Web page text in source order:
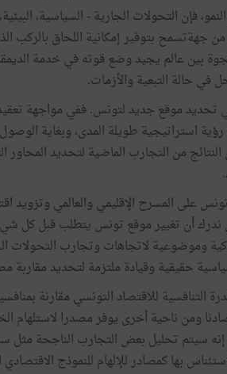
فإن التحولات الجارية - السياسية،
جهةتسمح بتوفير إمكانية اللحاق بالركب
بين عالم يجيد وضع قوته في خدمة
في حالة التبعية والأزمات.
موقع جديد لتونس. ففي مواجهة
رؤية استراتيجية طويلة المدى، وبغاية
من التجارب الماضية لتحديد المحاور
المسرح الإقليمي والعالمي وتزويد
ندرك أن تغيير موقع تونس يتطلب قبل كل
ذكية وموضوعية لاتجاهات وتجارب التحولات
سياسية حقيقية وقيادة ملتزمة لتحديد
التنافسية للاقتصاد التونسي مقارنة
ومن ناحية أخرى يوفر مصدرا لاستلهام
سيتم تحليل بعض التجارب الناجحة مثل
بها كمصادر للإلهام للنموذج